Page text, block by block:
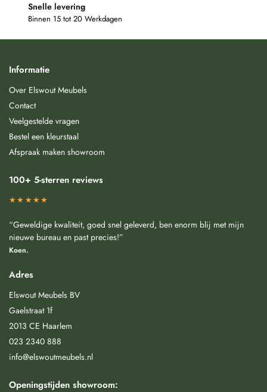
Snelle levering
Binnen 15 tot 20 Werkdagen
Informatie
Over Elswout Meubels
Contact
Veelgestelde vragen
Bestel een kleurstaal
Afspraak maken showroom
100+ 5-sterren reviews
★★★★★
“Geweldige kwaliteit, goed snel geleverd, ben enorm blij met mijn
nieuwe bureau en past precies!”
Koen.
Adres
Elswout Meubels BV
Gaelstraat 1f
2013 CE Haarlem
023 2340 888
info@elswoutmeubels.nl
Openingstijden showroom: